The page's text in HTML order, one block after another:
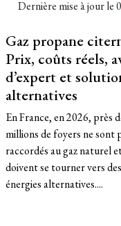
Dernière mise à jour le
Gaz propane
Prix, coûts réels,
d’expert et
alternatives
En France, en 2026, près
millions de foyers ne sont
raccordés au gaz naturel
doivent se tourner vers des
énergies alternatives....